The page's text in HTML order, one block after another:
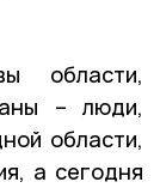
области,
– люди,
области,
а сегодня